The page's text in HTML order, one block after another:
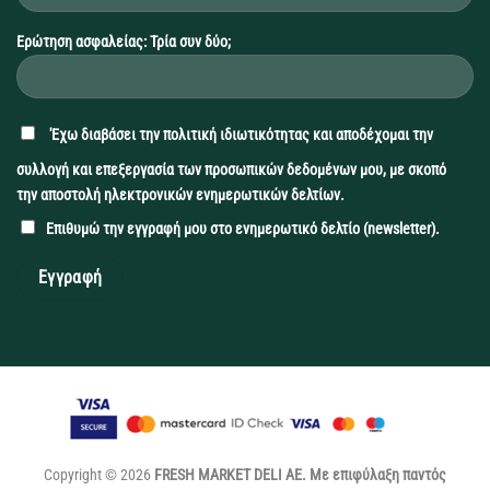
Ερώτηση ασφαλείας: Τρία συν δύο;
'Εχω διαβάσει τηνπολιτική ιδιωτικότητας και αποδέχομαι την
συλλογή και επεξεργασία των προσωπικών δεδομένων μου, με σκοπό
την αποστολή ηλεκτρονικών ενημερωτικών δελτίων.
Επιθυμώ την εγγραφή μου στο ενημερωτικό δελτίο (newsletter).
Copyright © 2026 FRESH MARKET DELI ΑΕ. Με επιφύλαξη παντός